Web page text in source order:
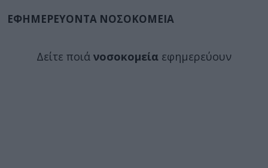
ΕΦΗΜΕΡΕΥΟΝΤΑ ΝΟΣΟΚΟΜΕΙΑ
Δείτε ποιά νοσοκομεία εφημερεύουν